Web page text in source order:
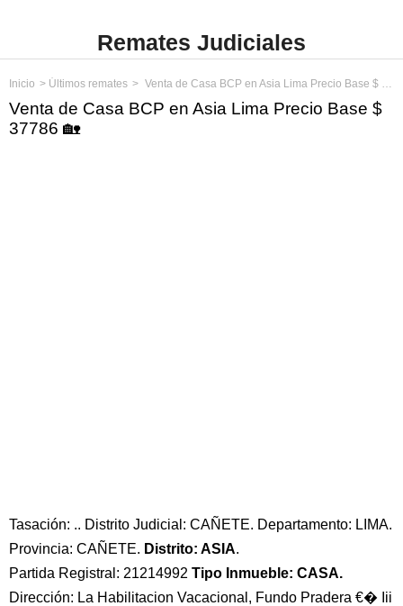
Remates Judiciales
Inicio Últimos remates Venta de Casa BCP en Asia Lima Precio Base $ 37786
Venta de Casa BCP en Asia Lima Precio Base $
37786 🏡
Tasación: .. Distrito Judicial: CAÑETE. Departamento: LIMA.
Provincia: CAÑETE. Distrito: ASIA.
Partida Registral: 21214992 Tipo Inmueble: CASA.
Dirección: La Habilitacion Vacacional, Fundo Pradera €� Iii